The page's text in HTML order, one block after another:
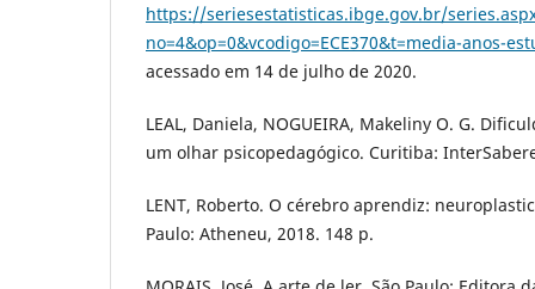
https://seriesestatisticas.ibge.gov.br/
no=4&op=0&vcodigo=ECE370&t=media-anos-
acessado em 14 de julho de 2020.
LEAL, Daniela, NOGUEIRA, Makeliny O. G.
um olhar psicopedagógico. Curitiba:
LENT, Roberto. O cérebro aprendiz:
Paulo: Atheneu, 2018. 148 p.